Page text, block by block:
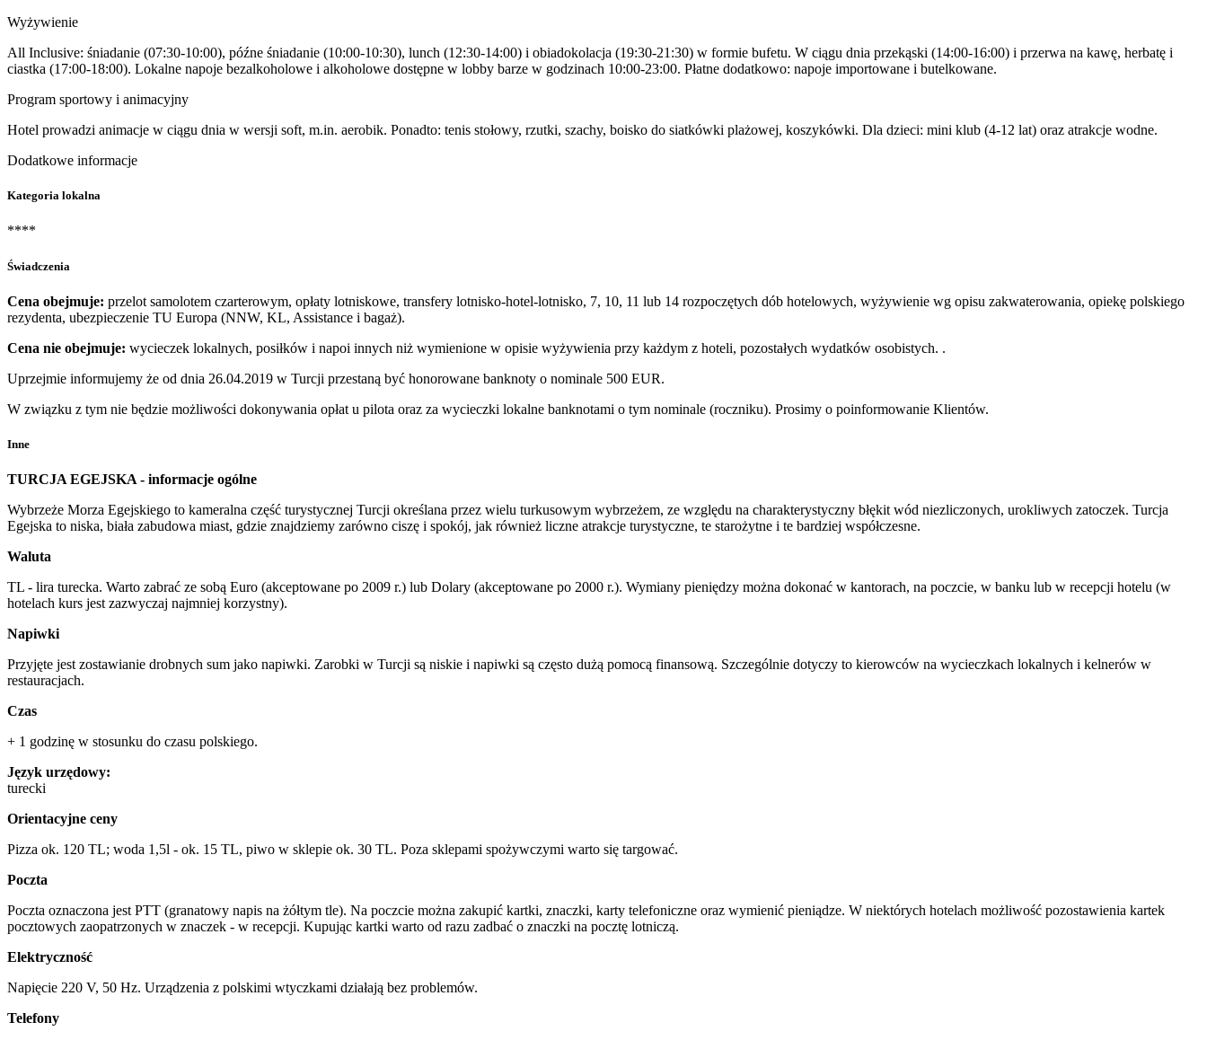
Wyżywienie
All Inclusive: śniadanie (07:30-10:00), późne śniadanie (10:00-10:30), lunch (12:30-14:00) i obiadokolacja (19:30-21:30) w formie bufetu. W ciągu dnia przekąski (14:00-16:00) i przerwa na kawę, herbatę i
ciastka (17:00-18:00). Lokalne napoje bezalkoholowe i alkoholowe dostępne w lobby barze w godzinach 10:00-23:00. Płatne dodatkowo: napoje importowane i butelkowane.
Program sportowy i animacyjny
Hotel prowadzi animacje w ciągu dnia w wersji soft, m.in. aerobik. Ponadto: tenis stołowy, rzutki, szachy, boisko do siatkówki plażowej, koszykówki. Dla dzieci: mini klub (4-12 lat) oraz atrakcje wodne.
Dodatkowe informacje
Kategoria lokalna
****
Świadczenia
Cena obejmuje: przelot samolotem czarterowym, opłaty lotniskowe, transfery lotnisko-hotel-lotnisko, 7, 10, 11 lub 14 rozpoczętych dób hotelowych, wyżywienie wg opisu zakwaterowania, opiekę polskiego
rezydenta, ubezpieczenie TU Europa (NNW, KL, Assistance i bagaż).
Cena nie obejmuje: wycieczek lokalnych, posiłków i napoi innych niż wymienione w opisie wyżywienia przy każdym z hoteli, pozostałych wydatków osobistych. .
Uprzejmie informujemy że od dnia 26.04.2019 w Turcji przestaną być honorowane banknoty o nominale 500 EUR.
W związku z tym nie będzie możliwości dokonywania opłat u pilota oraz za wycieczki lokalne banknotami o tym nominale (roczniku). Prosimy o poinformowanie Klientów.
Inne
TURCJA EGEJSKA - informacje ogólne
Wybrzeże Morza Egejskiego to kameralna część turystycznej Turcji określana przez wielu turkusowym wybrzeżem, ze względu na charakterystyczny błękit wód niezliczonych, urokliwych zatoczek. Turcja
Egejska to niska, biała zabudowa miast, gdzie znajdziemy zarówno ciszę i spokój, jak również liczne atrakcje turystyczne, te starożytne i te bardziej współczesne.
Waluta
TL - lira turecka. Warto zabrać ze sobą Euro (akceptowane po 2009 r.) lub Dolary (akceptowane po 2000 r.). Wymiany pieniędzy można dokonać w kantorach, na poczcie, w banku lub w recepcji hotelu (w
hotelach kurs jest zazwyczaj najmniej korzystny).
Napiwki
Przyjęte jest zostawianie drobnych sum jako napiwki. Zarobki w Turcji są niskie i napiwki są często dużą pomocą finansową. Szczególnie dotyczy to kierowców na wycieczkach lokalnych i kelnerów w
restauracjach.
Czas
+ 1 godzinę w stosunku do czasu polskiego.
Język urzędowy:
turecki
Orientacyjne ceny
Pizza ok. 120 TL; woda 1,5l - ok. 15 TL, piwo w sklepie ok. 30 TL. Poza sklepami spożywczymi warto się targować.
Poczta
Poczta oznaczona jest PTT (granatowy napis na żółtym tle). Na poczcie można zakupić kartki, znaczki, karty telefoniczne oraz wymienić pieniądze. W niektórych hotelach możliwość pozostawienia kartek
pocztowych zaopatrzonych w znaczek - w recepcji. Kupując kartki warto od razu zadbać o znaczki na pocztę lotniczą.
Elektryczność
Napięcie 220 V, 50 Hz. Urządzenia z polskimi wtyczkami działają bez problemów.
Telefony